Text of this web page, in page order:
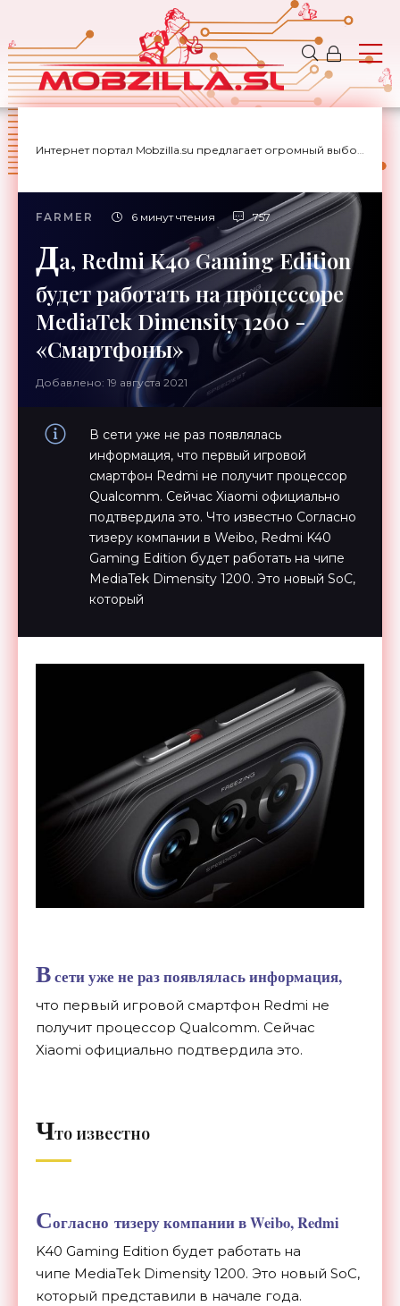
Интернет портал Mobzilla.su предлагает огромный выбор новостей с доставкой на дом.
FARMER 6 минут чтения 757
Да, Redmi K40 Gaming Edition
будет работать на процессоре
MediaTek Dimensity 1200 -
«Смартфоны»
Добавлено: 19 августа 2021
В сети уже не раз появлялась
информация, что первый игровой
смартфон Redmi не получит процессор
Qualcomm. Сейчас Xiaomi официально
подтвердила это. Что известно Согласно
тизеру компании в Weibo, Redmi K40
Gaming Edition будет работать на чипе
MediaTek Dimensity 1200. Это новый SoC,
который
Всети уже не раз появлялась информация,
что первый игровой смартфон Redmi не
получит процессор Qualcomm. Сейчас
Xiaomi официально подтвердила это.
Что известно
Согласно тизеру компании в Weibo, Redmi
K40 Gaming Edition будет работать на
чипе MediaTek Dimensity 1200. Это новый SoC,
который представили в начале года.